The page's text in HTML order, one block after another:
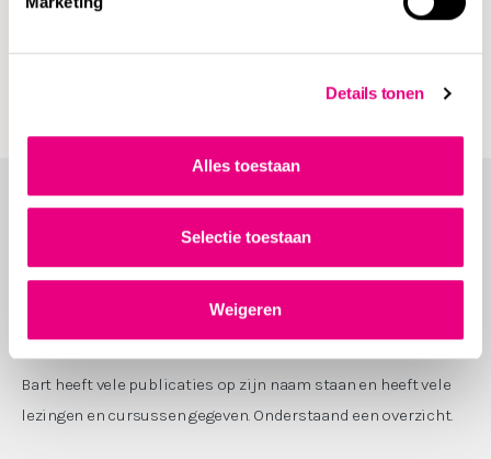
Details tonen
Alles toestaan
Selectie toestaan
Weigeren
hoofdrechtsgebied.
Publicaties en lezingen
Bart heeft vele publicaties op zijn naam staan en heeft vele
lezingen en cursussen gegeven. Onderstaand een overzicht.